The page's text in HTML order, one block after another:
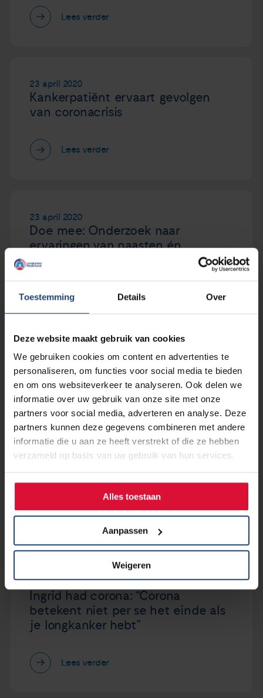
Toestemming Details Over
Deze website maakt gebruik van cookies
We gebruiken cookies om content en advertenties te
personaliseren, om functies voor social media te bieden
en om ons websiteverkeer te analyseren. Ook delen we
informatie over uw gebruik van onze site met onze
partners voor social media, adverteren en analyse. Deze
partners kunnen deze gegevens combineren met andere
informatie die u aan ze heeft verstrekt of die ze hebben
verzameld op basis van uw gebruik van hun services.
Alles toestaan
Aanpassen
Weigeren
Contact Lees verder
23 april 2020
Kankerpatiënt ervaart gevolgen
van coronacrisis
Lees verder
23 april 2020
Doe mee: Onderzoek naar
ervaringen van naasten én
zorgverleners van mensen die
coronavirus
Lees verder
22 april 2020
Ingrid had corona: “Corona
betekent niet per se het einde als
je longkanker hebt”
Lees verder